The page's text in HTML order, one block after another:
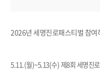
2026년 세명진로패스티벌 참여
5.11.(월)~5.13(수) 제8회 세명진